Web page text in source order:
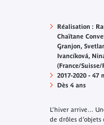
Réalisation :
Chaïtane
Granjon,
Ivancíková,
(France/
2017-2020 - 47
Dès 4 ans
L’hiver arrive…
de drôles d’objets